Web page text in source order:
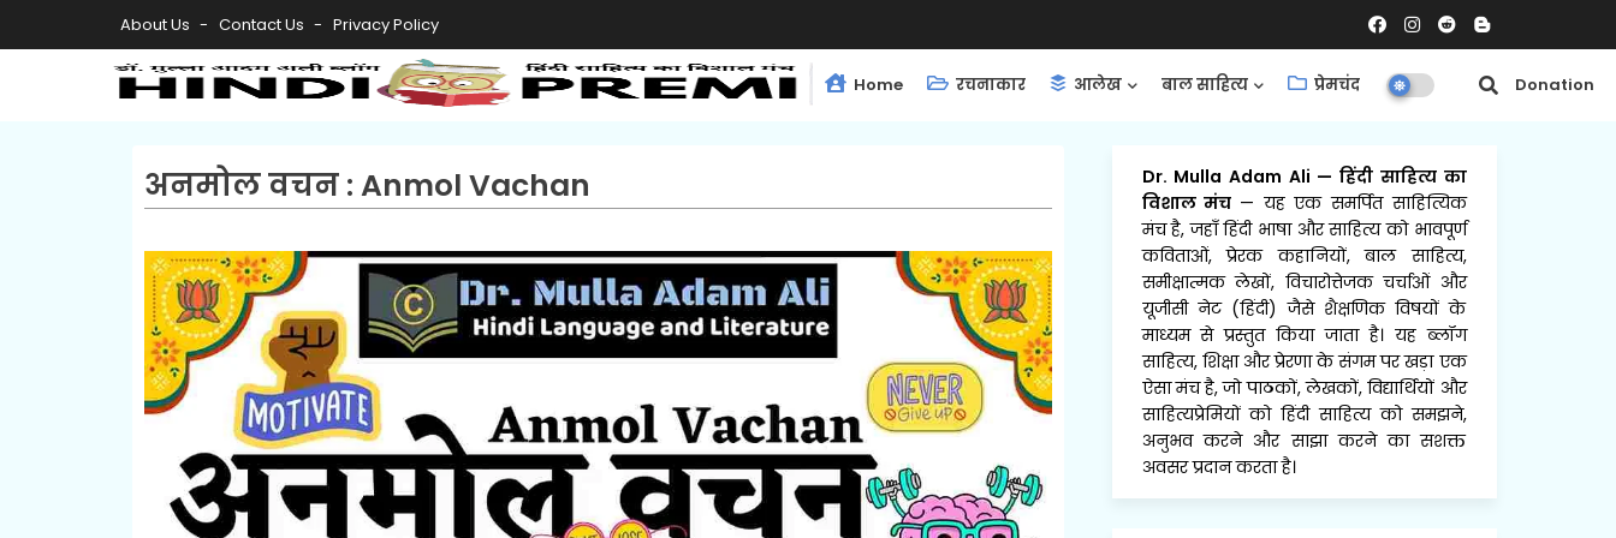
About Us Contact Us Privacy Policy
Home रचनाकार आलेख बाल साहित्य प्रेमचंद समीक्षाएँ Donation
अनमोल वचन : Anmol Vachan Dr. Mulla Adam Ali —हिंदी साहित्य का
विशाल मंच — यह एक समर्पित साहित्यिक
मंच है, जहाँ हिंदी भाषा और साहित्य को भावपूर्ण
कविताओं, प्रेरक कहानियों, बाल साहित्य,
समीक्षात्मक लेखों, विचारोत्तेजक चर्चाओं और
यूजीसी नेट (हिंदी) जैसे शैक्षणिक विषयों के
माध्यम से प्रस्तुत किया जाता है। यह ब्लॉग
साहित्य, शिक्षा और प्रेरणा के संगम पर खड़ा एक
ऐसा मंच है, जो पाठकों, लेखकों, विद्यार्थियों और
साहित्यप्रेमियों को हिंदी साहित्य को समझने,
अनुभव करने और साझा करने का सशक्त
अवसर प्रदान करता है।